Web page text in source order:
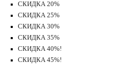
СКИДКА 20%
СКИДКА 25%
СКИДКА 30%
СКИДКА 35%
СКИДКА 40%!
СКИДКА 45%!